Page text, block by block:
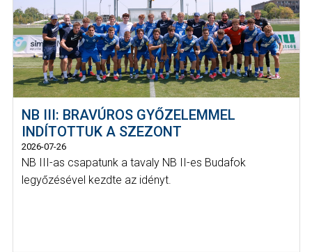
NB III: BRAVÚROS GYŐZELEMMEL
INDÍTOTTUK A SZEZONT
2026-07-26
NB III-as csapatunk a tavaly NB II-es Budafok
legyőzésével kezdte az idényt.